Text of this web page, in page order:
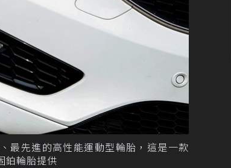
最先進的高性能運動型輪胎，這是一款
鉑輪胎提供